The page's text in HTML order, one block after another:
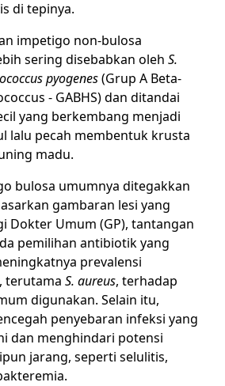
di tepinya.
impetigo non-bulosa
sering disebabkan oleh S.
pyogenes(Grup A Beta-
- GABHS) dan ditandai
yang berkembang menjadi
lalu pecah membentuk krusta
madu.
bulosa umumnya ditegakkan
gambaran lesi yang
Dokter Umum (GP), tantangan
pemilihan antibiotik yang
prevalensi
terutama S. aureus, terhadap
digunakan. Selain itu,
penyebaran infeksi yang
dan menghindari potensi
jarang, seperti selulitis,